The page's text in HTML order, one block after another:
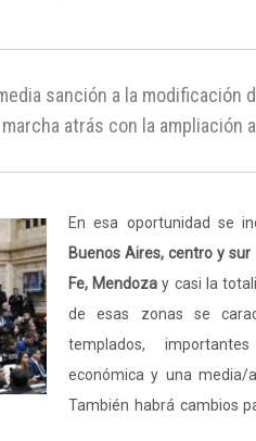
sanción a la modificación
atrás con la ampliación
En esa oportunidad se
Buenos Aires, centro y
Fe, Mendoza y casi la
de esas zonas se
templados,
económica y una media/
También habrá cambios